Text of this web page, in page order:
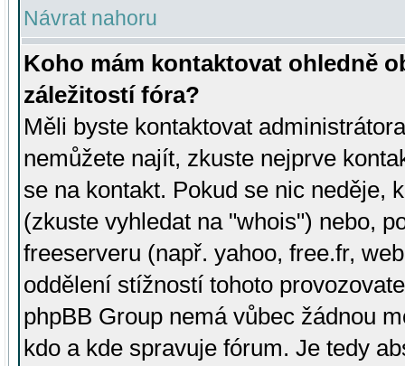
Návrat nahoru
Koho mám kontaktovat ohledně
záležitostí fóra?
Měli byste kontaktovat
nemůžete najít, zkuste nejprve
se na kontakt. Pokud se nic neděje,
(zkuste vyhledat na "whois") nebo,
freeserveru (např. yahoo, free.fr,
oddělení stížností tohoto
phpBB Group nemá vůbec žádnou
kdo a kde spravuje fórum. Je tedy